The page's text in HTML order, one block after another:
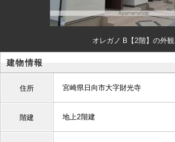
オレガノ B【2階】の外観
建物情報
住所 宮崎県日向市大字財光寺
階建 地上2階建